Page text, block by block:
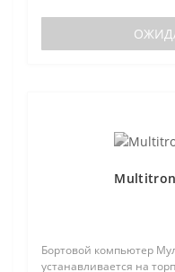
Бортовой компьютер
устанавливается на